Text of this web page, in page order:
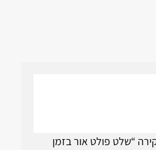
“שלט פולט אור בזמן